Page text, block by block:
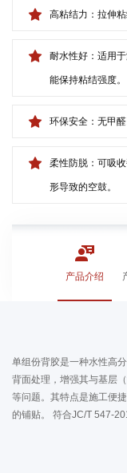
高粘结力：拉伸
耐水性好：适用
能保持粘结强度。
环保安全：无甲
柔性防脱：可吸
形导致的空鼓。
产品介绍
单组份背胶是一种水性高
背面处理，增强其与基层
等问题。其特点是施工便
的铺贴。 符合JC/T 547-